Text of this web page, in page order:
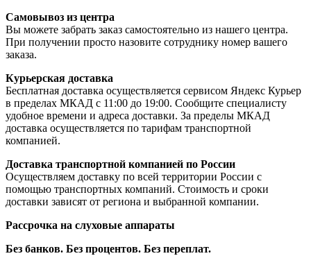
Самовывоз из центра
Вы можете забрать заказ самостоятельно из нашего центра.
При получении просто назовите сотруднику номер вашего
заказа.
Курьерская доставка
Бесплатная доставка осуществляется сервисом Яндекс Курьер
в пределах МКАД с 11:00 до 19:00. Сообщите специалисту
удобное времени и адреса доставки. За пределы МКАД
доставка осуществляется по тарифам транспортной
компанией.
Доставка транспортной компанией по России
Осуществляем доставку по всей территории России с
помощью транспортных компаний. Стоимость и сроки
доставки зависят от региона и выбранной компании.
Рассрочка на слуховые аппараты
Без банков. Без процентов. Без переплат.